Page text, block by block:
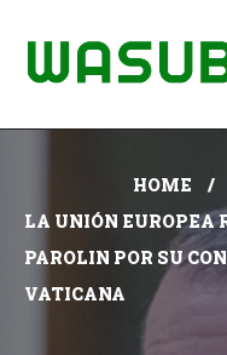
HOME
LA UNIÓN EUROPEA
PAROLIN POR SU
VATICANA